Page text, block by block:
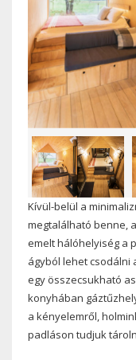
Kívül-belül a
megtalálható benne,
emelt hálóhelyiség a
ágyból lehet csodálni
egy összecsukható
konyhában
a kényelemről,
padláson tudjuk